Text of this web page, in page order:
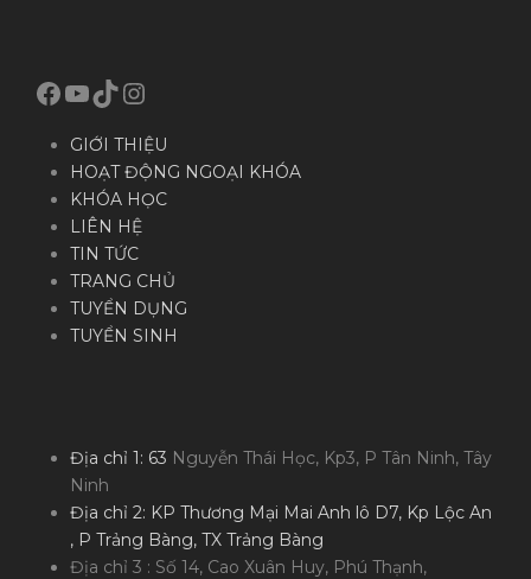
Facebook YouTube TikTok Instagram
GIỚI THIỆU
HOẠT ĐỘNG NGOẠI KHÓA
KHÓA HỌC
LIÊN HỆ
TIN TỨC
TRANG CHỦ
TUYỂN DỤNG
TUYỂN SINH
Địa chỉ 1: 63 Nguyễn Thái Học, Kp3, P Tân Ninh, Tây
Ninh
Địa chỉ 2: KP Thương Mại Mai Anh lô D7, Kp Lộc An
, P Trảng Bàng, TX Trảng Bàng
Địa chỉ 3 : Số 14, Cao Xuân Huy, Phú Thạnh,